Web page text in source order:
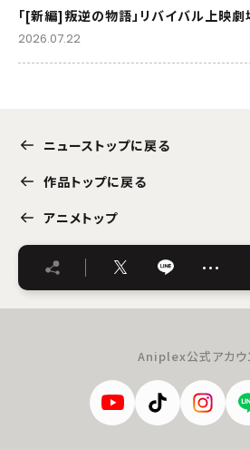
「[新編]叛逆の物語」リバイバル上映
2026.07.22
ニューストップに戻る
作品トップに戻る
アニメトップ
…
Aniplex公式アカウ